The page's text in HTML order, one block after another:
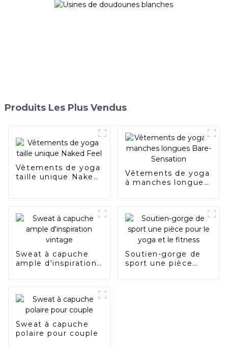
Produits Les Plus Vendus
Vêtements de yoga
taille unique Naked
Vêtements de yoga
à manches longues
Sweat à capuche
ample d'inspiration
Soutien-gorge de
sport une pièce
Sweat à capuche
polaire pour couple